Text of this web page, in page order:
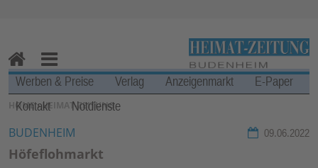
Zum Inhalt springen ↓
SIE BEFINDEN SICH HIER:
HOME›HEIMAT-ZEITUNG
BUDENHEIM 09.06.2022
Höfeflohmarkt
H
o
m
e
M
en
u
Werben & Preise Verlag Anzeigenmarkt
E-Paper
Kontakt
Notdienste